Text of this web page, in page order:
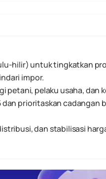
hilir) untuk tingkatkan
impor.
petani, pelaku usaha, dan
prioritaskan cadangan
dan stabilisasi